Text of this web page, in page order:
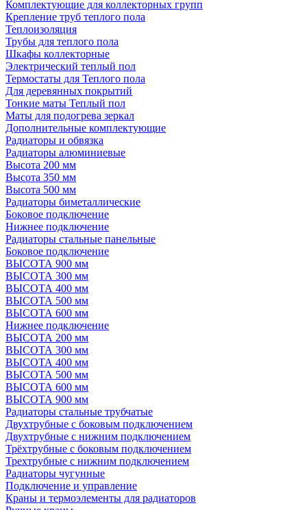
Комплектующие для коллекторных групп
Крепление труб теплого пола
Теплоизоляция
Трубы для теплого пола
Шкафы коллекторные
Электрический теплый пол
Термостаты для Теплого пола
Для деревянных покрытий
Тонкие маты Теплый пол
Маты для подогрева зеркал
Дополнительные комплектующие
Радиаторы и обвязка
Радиаторы алюминиевые
Высота 200 мм
Высота 350 мм
Высота 500 мм
Радиаторы биметаллические
Боковое подключение
Нижнее подключение
Радиаторы стальные панельные
Боковое подключение
ВЫСОТА 900 мм
ВЫСОТА 300 мм
ВЫСОТА 400 мм
ВЫСОТА 500 мм
ВЫСОТА 600 мм
Нижнее подключение
ВЫСОТА 200 мм
ВЫСОТА 300 мм
ВЫСОТА 400 мм
ВЫСОТА 500 мм
ВЫСОТА 600 мм
ВЫСОТА 900 мм
Радиаторы стальные трубчатые
Двухтрубные с боковым подключением
Двухтрубные с нижним подключением
Трёхтрубные с боковым подключением
Трехтрубные с нижним подключением
Радиаторы чугунные
Подключение и управление
Краны и термоэлементы для радиаторов